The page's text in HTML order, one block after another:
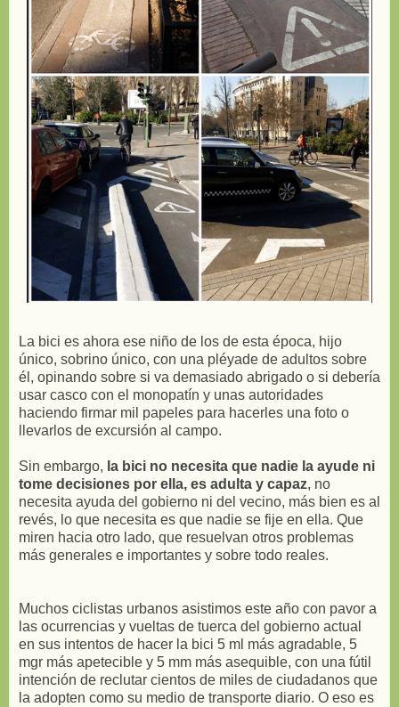
La bici es ahora ese niño de los de esta época, hijo
único, sobrino único, con una pléyade de adultos sobre
él, opinando sobre si va demasiado abrigado o si debería
usar casco con el monopatín y unas autoridades
haciendo firmar mil papeles para hacerles una foto o
llevarlos de excursión al campo.
Sin embargo, la bici no necesita que nadie la ayude ni
tome decisiones por ella, es adulta y capaz, no
necesita ayuda del gobierno ni del vecino, más bien es al
revés, lo que necesita es que nadie se fije en ella. Que
miren hacia otro lado, que resuelvan otros problemas
más generales e importantes y sobre todo reales.
Muchos ciclistas urbanos asistimos este año con pavor a
las ocurrencias y vueltas de tuerca del gobierno actual
en sus intentos de hacer la bici 5 ml más agradable, 5
mgr más apetecible y 5 mm más asequible, con una fútil
intención de reclutar cientos de miles de ciudadanos que
la adopten como su medio de transporte diario. O eso es